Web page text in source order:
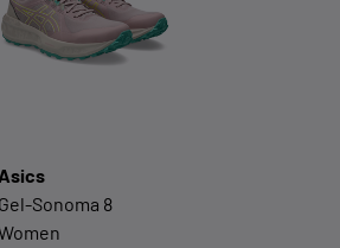
Informationen anzeigen
Asics
Gel-Sonoma 8